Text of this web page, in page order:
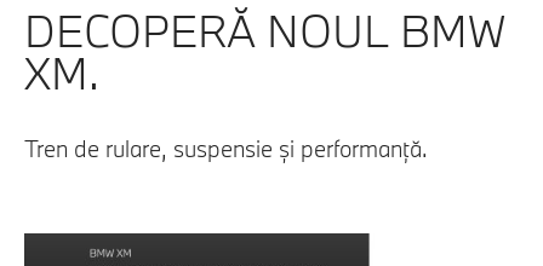
DECOPERĂ NOUL BMW
XM.
Tren de rulare, suspensie şi performanţă.